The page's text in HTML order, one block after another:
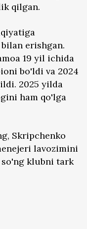
qilgan.
erishgan.
19 yil ichida
bo'ldi va 2024
2025 yilda
ham qo'lga
Skripchenko
lavozimini
so'ng klubni tark